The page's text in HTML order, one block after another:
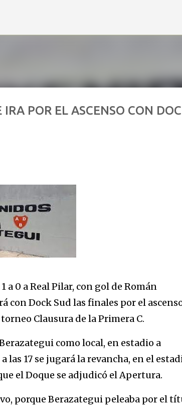
POR EL ASCENSO CON
a 0 a Real Pilar, con gol de Román
Dock Sud las finales por el
Clausura de la Primera C.
como local, en estadio a
las 17 se jugará la revancha, en el
el Doque se adjudicó el Apertura.
porque Berazategui peleaba por el